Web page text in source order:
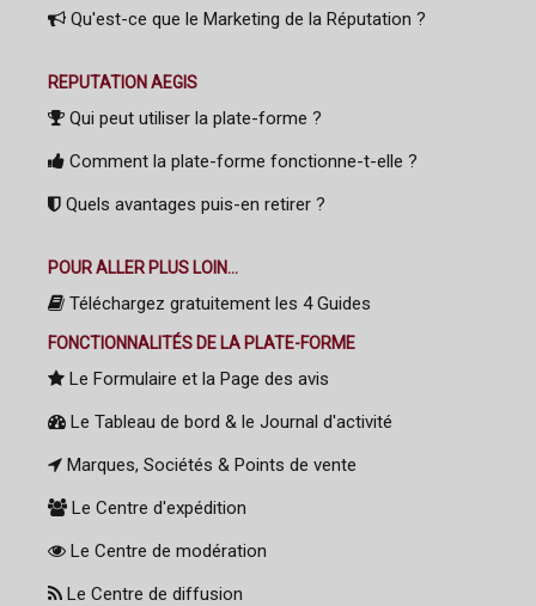
Qu'est-ce que le Marketing de la Réputation ?
REPUTATION AEGIS
Qui peut utiliser la plate-forme ?
Comment la plate-forme fonctionne-t-elle ?
Quels avantages puis-en retirer ?
POUR ALLER PLUS LOIN...
Téléchargez gratuitement les 4 Guides
FONCTIONNALITÉS DE LA PLATE-FORME
Le Formulaire et la Page des avis
Le Tableau de bord & le Journal d'activité
Marques, Sociétés & Points de vente
Le Centre d'expédition
Le Centre de modération
Le Centre de diffusion